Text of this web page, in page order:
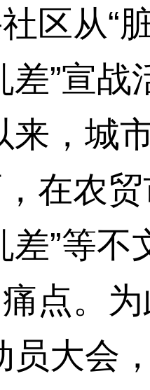
从“脏
差”宣
来，城
在农
差”等
点。
员大会